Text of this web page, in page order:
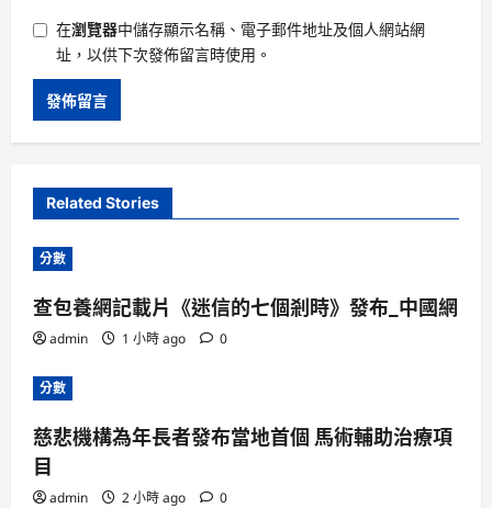
在瀏覽器中儲存顯示名稱、電子郵件地址及個人網站網
址，以供下次發佈留言時使用。
Related Stories
分數
查包養網記載片《迷信的七個剎時》發布_中國網
admin 1 小時 ago 0
分數
慈悲機構為年長者發布當地首個 馬術輔助治療項
目
admin 2 小時 ago 0